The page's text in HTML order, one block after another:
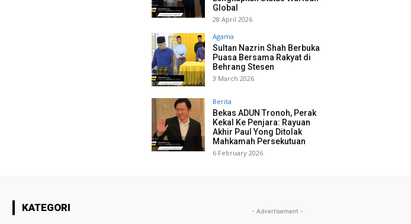
Global
28 April 2026
Agama
Sultan Nazrin Shah Berbuka
Puasa Bersama Rakyat di
Behrang Stesen
3 March 2026
Berita
Bekas ADUN Tronoh, Perak
Kekal Ke Penjara: Rayuan
Akhir Paul Yong Ditolak
Mahkamah Persekutuan
6 February 2026
KATEGORI - Advertisement -